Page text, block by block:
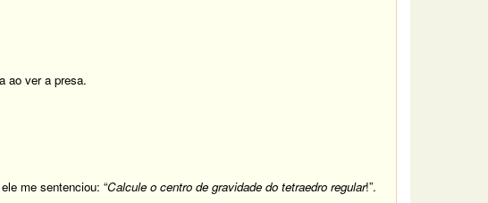
ao ver a presa.
me sentenciou: “Calcule o centro de gravidade do tetraedro regular!”.